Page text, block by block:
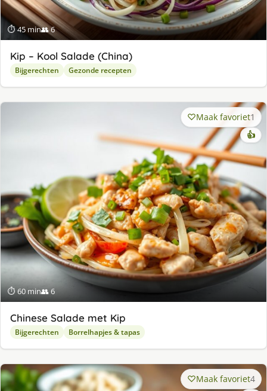
⏱ 45 min👥 6
Kip – Kool Salade (China)
Bijgerechten Gezonde recepten
⏱ 60 min👥 6
Maak favoriet1
👍
Chinese Salade met Kip
Bijgerechten Borrelhapjes & tapas
Maak favoriet4